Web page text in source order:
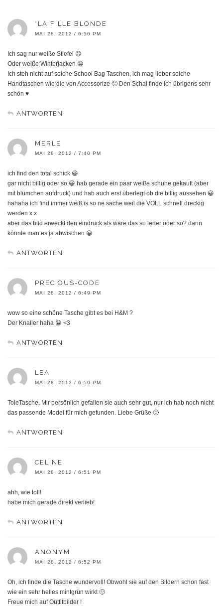
*LA FILLE BLONDE
MAI 28, 2012 / 6:56 PM
Ich sag nur weiße Stiefel 😉
Oder weiße Winterjacken 😀
Ich steh nicht auf solche School Bag Taschen, ich mag lieber solche
Handtaschen wie die von Accessorize 🙂 Den Schal finde ich übrigens sehr
schön ♥
ANTWORTEN
MERLE
MAI 28, 2012 / 7:40 PM
ich find den total schick 😀
gar nicht billig oder so 😀 hab gerade ein paar weiße schuhe gekauft (aber
mit blümchen aufdruck) und hab auch erst überlegt ob die billig aussehen 😀
hahaha ich find immer weiß is so ne sache weil die VOLL schnell dreckig
werden x.x
aber das bild erweckt den eindruck als wäre das so leder oder so? dann
könnte man es ja abwischen 😀
ANTWORTEN
PRECIOUS-CODE
MAI 28, 2012 / 6:49 PM
wow so eine schöne Tasche gibt es bei H&M ?
Der Knaller haha 😀 <3
ANTWORTEN
LEA
MAI 28, 2012 / 6:50 PM
ToleTasche. Mir persönlich gefallen sie auch sehr gut, nur ich hab noch nicht
das passende Model für mich gefunden. Liebe Grüße 🙂
ANTWORTEN
CELINE
MAI 28, 2012 / 6:51 PM
ahh, wie toll!
habe mich gerade direkt verlieb!
ANTWORTEN
ANONYM
MAI 28, 2012 / 6:52 PM
Oh, ich finde die Tasche wundervoll! Obwohl sie auf den Bildern schon fast
wie ein sehr helles mintgrün wirkt 🙂
Freue mich auf Outfitbilder !